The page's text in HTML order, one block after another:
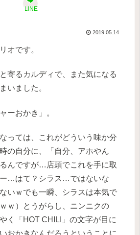
LINE
2019.05.14
オです。
寄るカルディで、また気になる
いました。
ーおかき」。
っては、これがどういう味か分
の自分に、「自分、アホやん
んですが…店頭でこれを手に取
…はて？シラス…ではないな
いｗでも一瞬、シラスは本気で
ｗ）とうがらし、ニンニクの
く「HOT CHILI」の文字が目に